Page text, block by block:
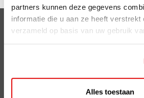
partners kunnen deze gegevens
informatie die u aan ze heeft verstrekt
verzameld op basis van uw gebruik
Alles toestaan
Clubsparen